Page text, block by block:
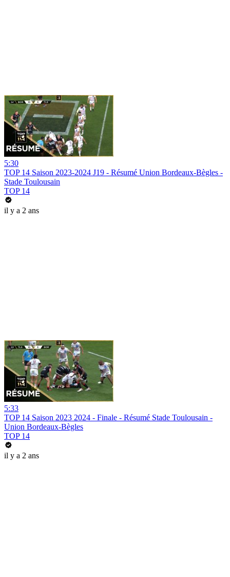
5:30
TOP 14 Saison 2023-2024 J19 - Résumé Union Bordeaux-Bègles -
Stade Toulousain
TOP 14
il y a 2 ans
5:33
TOP 14 Saison 2023 2024 - Finale - Résumé Stade Toulousain -
Union Bordeaux-Bègles
TOP 14
il y a 2 ans